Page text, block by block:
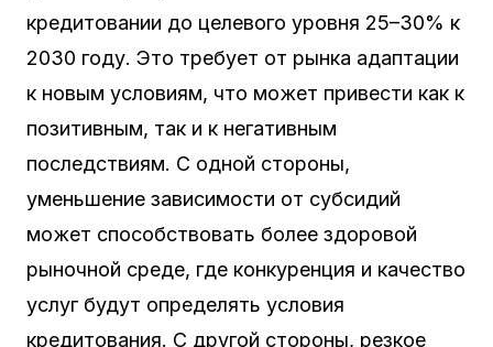
кредитовании до целевого уровня 25–30% к
2030 году. Это требует от рынка адаптации
к новым условиям, что может привести как к
позитивным, так и к негативным
последствиям. С одной стороны,
уменьшение зависимости от субсидий
может способствовать более здоровой
рыночной среде, где конкуренция и качество
услуг будут определять условия
кредитования. С другой стороны, резкое